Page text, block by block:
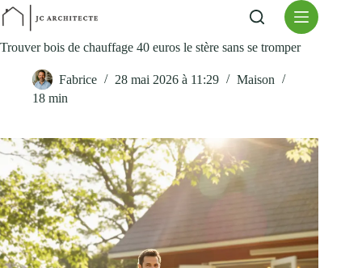
Passer
contenu
Trouver bois de chauffage 40 euros le stère sans se tromper
Fabrice 28 mai 2026 à 11:29
Maison
18 min